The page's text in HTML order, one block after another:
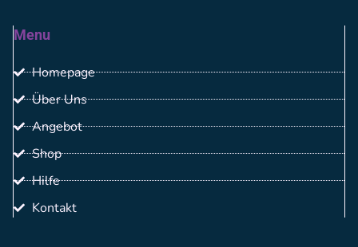
Menu
Homepage
Über Uns
Angebot
Shop
Hilfe
Kontakt